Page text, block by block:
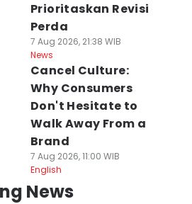
Prioritaskan Revisi
Perda
7 Aug 2026, 21:38 WIB
News
Cancel Culture:
Why Consumers
Don't Hesitate to
Walk Away From a
Brand
7 Aug 2026, 11:00 WIB
English
News